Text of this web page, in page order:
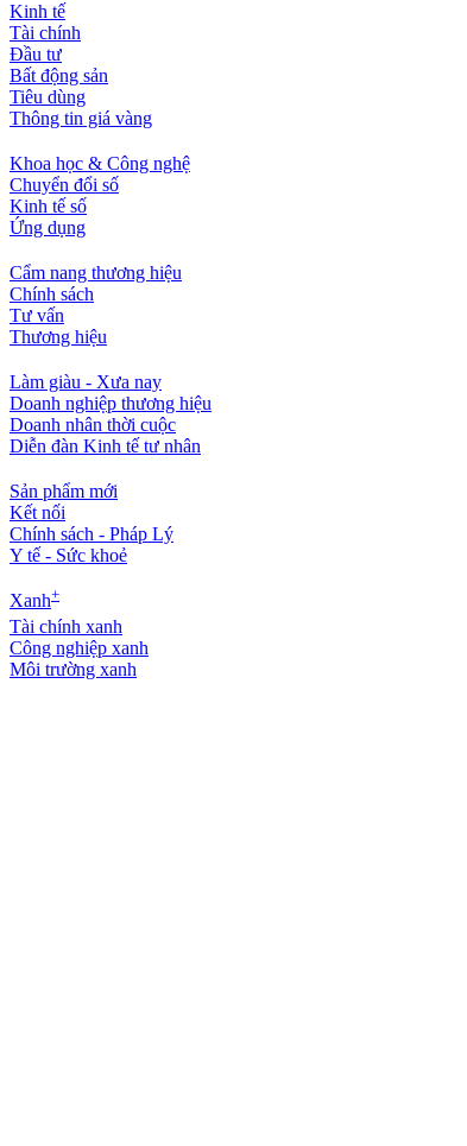
Kinh tế
Tài chính
Đầu tư
Bất động sản
Tiêu dùng
Thông tin giá vàng
Khoa học & Công nghệ
Chuyển đổi số
Kinh tế số
Ứng dụng
Cẩm nang thương hiệu
Chính sách
Tư vấn
Thương hiệu
Làm giàu - Xưa nay
Doanh nghiệp thương hiệu
Doanh nhân thời cuộc
Diễn đàn Kinh tế tư nhân
Sản phẩm mới
Kết nối
Chính sách - Pháp Lý
Y tế - Sức khoẻ
Xanh+
Tài chính xanh
Công nghiệp xanh
Môi trường xanh